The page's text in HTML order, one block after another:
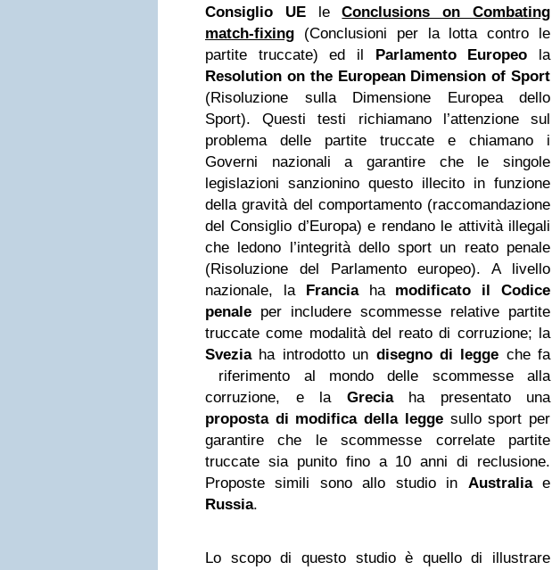
Consiglio UEleConclusions on Combating
match-fixing (Conclusioni per la lotta contro le
partite truccate) ed il Parlamento Europeo la
Resolution on the European Dimension of Sport
(Risoluzione sulla Dimensione Europea dello
Sport). Questi testi richiamano l’attenzione sul
problema delle partite truccate e chiamano i
Governi nazionali a garantire che le singole
legislazioni sanzionino questo illecito in funzione
della gravità del comportamento (raccomandazione
del Consiglio d’Europa) e rendano le attività illegali
che ledono l’integrità dello sport un reato penale
(Risoluzione del Parlamento europeo). A livello
nazionale, la Franciaha modificato il Codice
penale per includere scommesse relative partite
truccate come modalità del reato di corruzione; la
Sveziaha introdotto un disegno di legge che fa
riferimento al mondo delle scommesse alla
corruzione, e la Greciaha presentato una
proposta di modifica della leggesullo sport per
garantire che le scommesse correlate partite
truccate sia punito fino a 10 anni di reclusione.
Proposte simili sono allo studio in Australiae
Russia.
Lo scopo di questo studio è quello di illustrare